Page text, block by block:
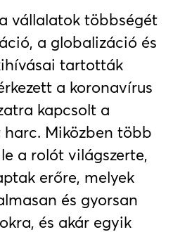
vállalatok többségét
a globalizáció és
tartották
a koronavírus
kapcsolt a
Miközben több
a rolót világszerte,
erőre, melyek
és gyorsan
és akár egyik